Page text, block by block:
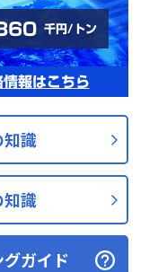
千円/トン
報はこちら
知識
識
ガイド